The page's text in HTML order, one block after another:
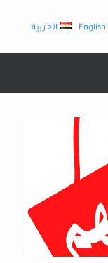
العربية English